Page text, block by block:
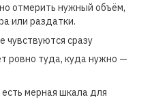
отмерить нужный объём,
или раздатки.
сразу
ровно туда, куда нужно —
мерная шкала для